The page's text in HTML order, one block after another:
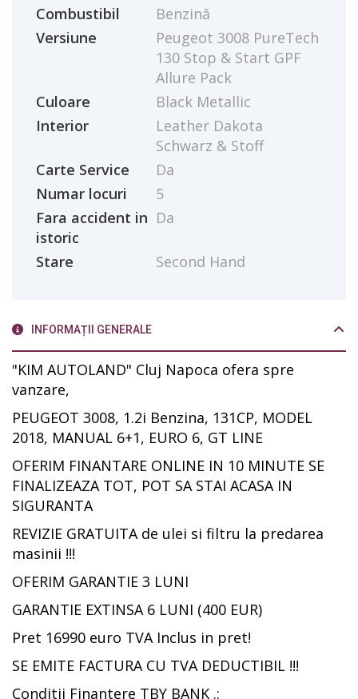
Combustibil
Benzină
Versiune
Peugeot 3008 PureTech
130 Stop & Start GPF
Allure Pack
Culoare
Black Metallic
Interior
Leather Dakota
Schwarz & Stoff
Carte Service
Da
Numar locuri
5
Fara accident in
istoric
Da
Stare Second Hand
INFORMAȚII GENERALE
"KIM AUTOLAND" Cluj Napoca ofera spre
vanzare,
PEUGEOT 3008, 1.2i Benzina, 131CP, MODEL
2018, MANUAL 6+1, EURO 6, GT LINE
OFERIM FINANTARE ONLINE IN 10 MINUTE SE
FINALIZEAZA TOT, POT SA STAI ACASA IN
SIGURANTA
REVIZIE GRATUITA de ulei si filtru la predarea
masinii !!!
OFERIM GARANTIE 3 LUNI
GARANTIE EXTINSA 6 LUNI (400 EUR)
Pret 16990 euro TVA Inclus in pret!
SE EMITE FACTURA CU TVA DEDUCTIBIL !!!
Conditii Finantere TBY BANK .: